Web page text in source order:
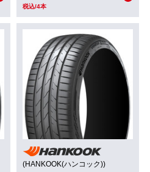
税込/4本
(HANKOOK(ハンコック))